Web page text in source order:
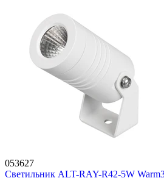
053627
Светильник ALT-RAY-R42-5W